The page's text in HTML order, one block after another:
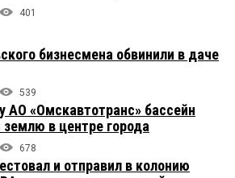
401
бизнесмена обвинили в даче
539
АО «Омскавтотранс» бассейн
в центре города
678
и отправил в колонию